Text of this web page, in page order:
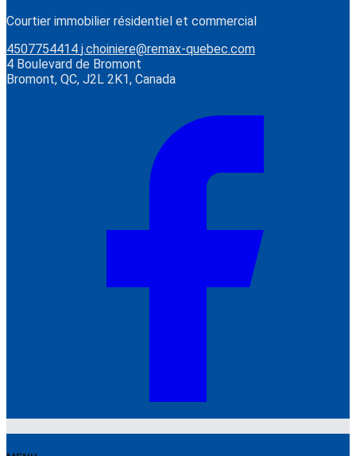
Courtier immobilier résidentiel et commercial
4507754414 j.choiniere@remax-quebec.com
4 Boulevard de Bromont
Bromont, QC, J2L 2K1, Canada